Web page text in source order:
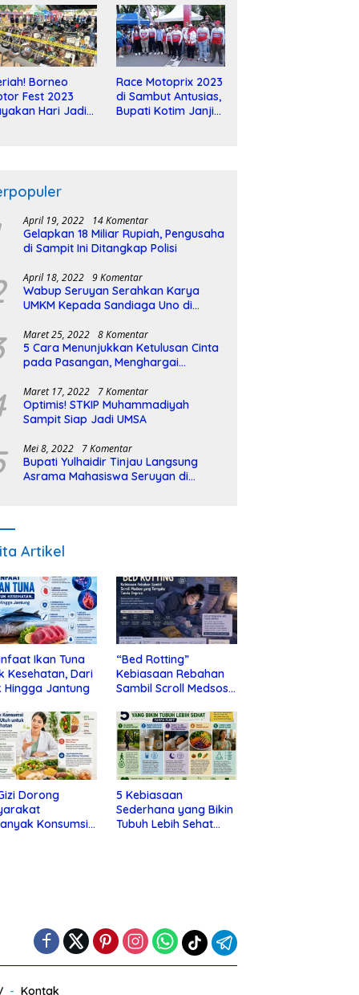
Borneo
Fest 2023
Hari Jadi
Race Motoprix 2023
di Sambut Antusias,
Bupati Kotim Janji
April 19, 2022 14 Komentar
Gelapkan 18 Miliar Rupiah, Pengusaha
di Sampit Ini Ditangkap Polisi
April 18, 2022 9 Komentar
Wabup Seruyan Serahkan Karya
UMKM Kepada Sandiaga Uno di
Maret 25, 2022 8 Komentar
5 Cara Menunjukkan Ketulusan Cinta
pada Pasangan, Menghargai
Maret 17, 2022 7 Komentar
Optimis! STKIP Muhammadiyah
Sampit Siap Jadi UMSA
Mei 8, 2022 7 Komentar
Bupati Yulhaidir Tinjau Langsung
Asrama Mahasiswa Seruyan di
Artikel
Ikan Tuna
Kesehatan, Dari
Hingga Jantung
“Bed Rotting”
Kebiasaan Rebahan
Sambil Scroll Medsos
Depresi
Dorong
Konsumsi
5 Kebiasaan
Sederhana yang Bikin
Tubuh Lebih Sehat
Kontak